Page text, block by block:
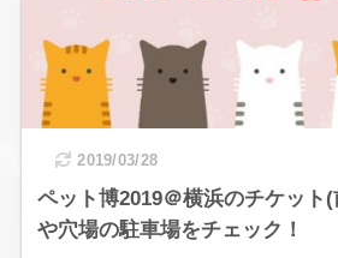
2019/03/28
ペット博2019＠横浜のチケット
や穴場の駐車場をチェック！